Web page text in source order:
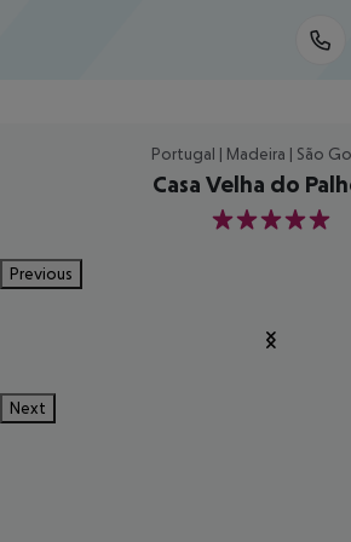
Portugal | Madeira | São
Casa Velha do
5
Previous
Next